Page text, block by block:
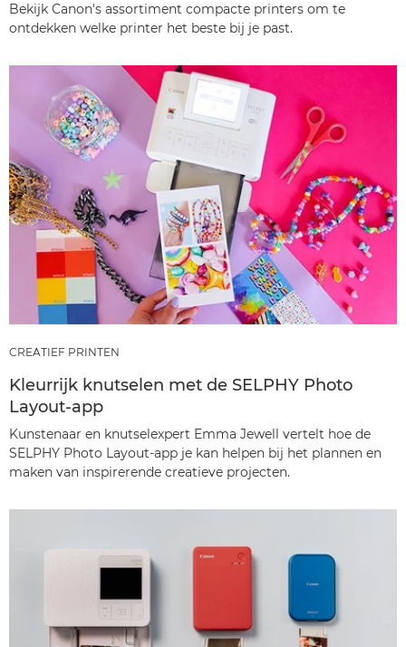
Bekijk Canon's assortiment compacte printers om te
ontdekken welke printer het beste bij je past.
CREATIEF PRINTEN
Kleurrijk knutselen met de SELPHY Photo
Layout-app
Kunstenaar en knutselexpert Emma Jewell vertelt hoe de
SELPHY Photo Layout-app je kan helpen bij het plannen en
maken van inspirerende creatieve projecten.